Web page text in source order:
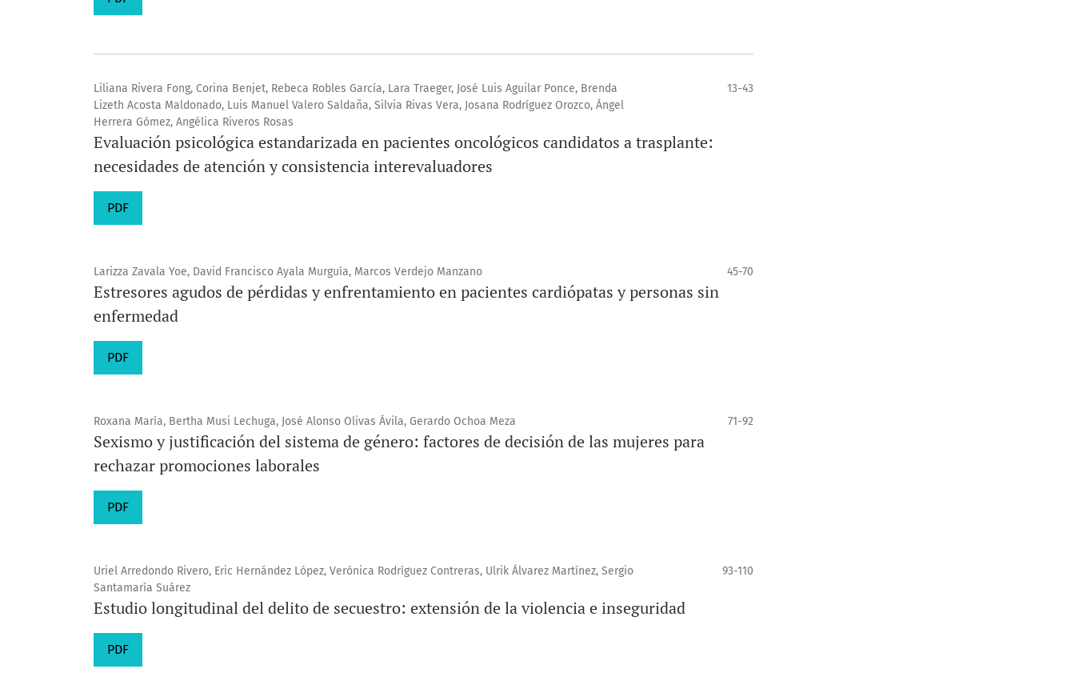
Liliana Rivera Fong, Corina Benjet, Rebeca Robles García, Lara Traeger, José Luis Aguilar Ponce, Brenda
Lizeth Acosta Maldonado, Luis Manuel Valero Saldaña, Silvia Rivas Vera, Josana Rodríguez Orozco, Ángel
Herrera Gómez, Angélica Riveros Rosas
13-43
Evaluación psicológica estandarizada en pacientes oncológicos candidatos a trasplante:
necesidades de atención y consistencia interevaluadores
PDF
Larizza Zavala Yoe, David Francisco Ayala Murguía, Marcos Verdejo Manzano 45-70
Estresores agudos de pérdidas y enfrentamiento en pacientes cardiópatas y personas sin
enfermedad
PDF
Roxana María, Bertha Musi Lechuga, José Alonso Olivas Ávila, Gerardo Ochoa Meza 71-92
Sexismo y justificación del sistema de género: factores de decisión de las mujeres para
rechazar promociones laborales
PDF
Uriel Arredondo Rivero, Eric Hernández López, Verónica Rodríguez Contreras, Ulrik Álvarez Martínez, Sergio
Santamaría Suárez
93-110
Estudio longitudinal del delito de secuestro: extensión de la violencia e inseguridad
PDF